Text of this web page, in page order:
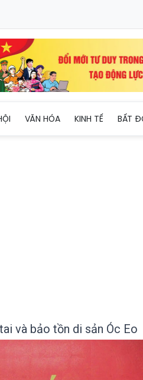
VĂN HÓA KINH TẾ BẤT
và bảo tồn di sản Óc Eo